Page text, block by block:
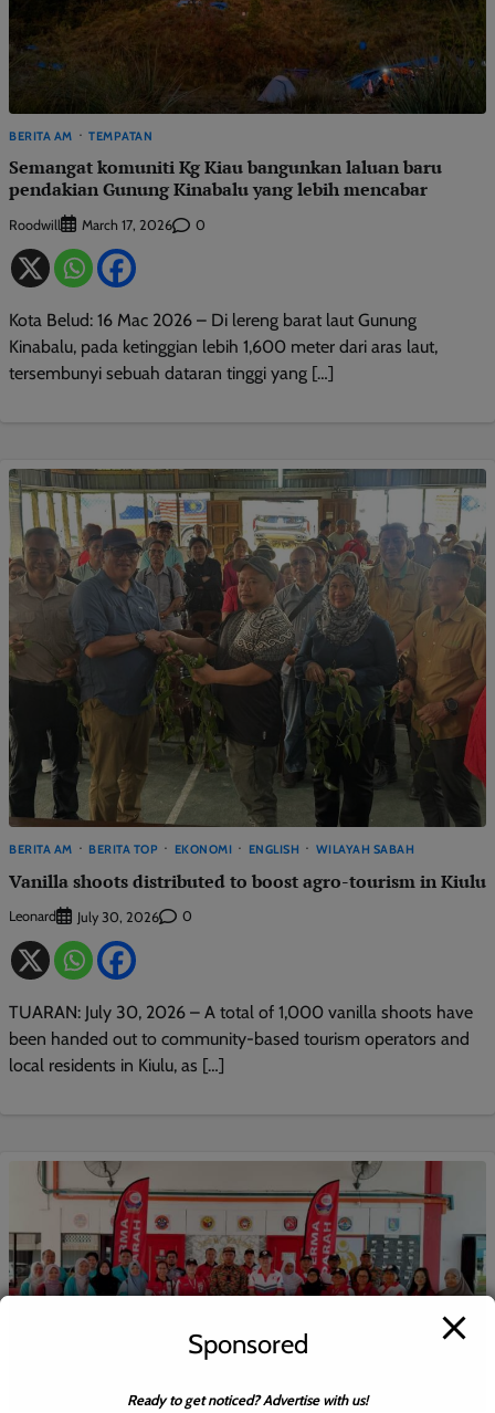
BERITA AM TEMPATAN
Semangat komuniti Kg Kiau bangunkan laluan baru
pendakian Gunung Kinabalu yang lebih mencabar
Roodwill March 17, 2026 0
Kota Belud: 16 Mac 2026 – Di lereng barat laut Gunung
Kinabalu, pada ketinggian lebih 1,600 meter dari aras laut,
tersembunyi sebuah dataran tinggi yang […]
BERITA AM BERITA TOP EKONOMI ENGLISH WILAYAH SABAH
Vanilla shoots distributed to boost agro-tourism in Kiulu
Leonard July 30, 2026 0
TUARAN: July 30, 2026 – A total of 1,000 vanilla shoots have
been handed out to community-based tourism operators and
local residents in Kiulu, as […]
Sponsored
Ready to get noticed? Advertise with us!